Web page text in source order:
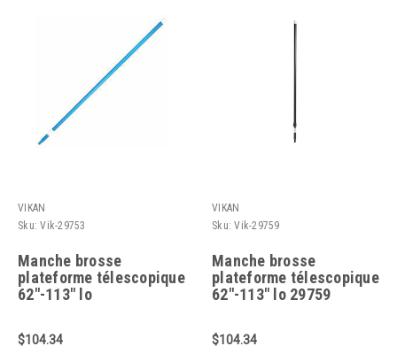
VIKAN
Sku: Vik-29753
Manche brosse
plateforme télescopique
62"-113" lo
$104.34
VIKAN
Sku: Vik-29759
Manche brosse
plateforme télescopique
62"-113" lo 29759
$104.34